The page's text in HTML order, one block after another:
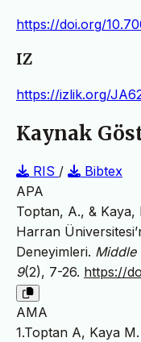
https://doi.org/
IZ
https://izlik.org/
Kaynak
RIS /
Bibtex
APA
Toptan, A., &
Harran
Deneyimleri. Middle
9(2), 7-26. https://
AMA
1.Toptan A, Kaya